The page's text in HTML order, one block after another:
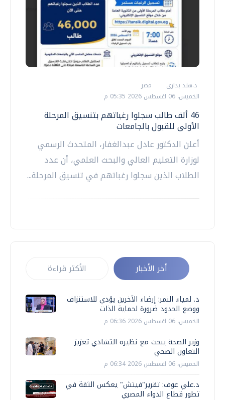
د.هند بدارى
مصر
الخميس، 06 اغسطس 2026 05:35 م
46 ألف طالب سجلوا رغباتهم بتنسيق المرحلة
الأولى للقبول بالجامعات
أعلن الدكتور عادل عبدالغفار، المتحدث الرسمي
لوزارة التعليم العالي والبحث العلمي، أن عدد
الطلاب الذين سجلوا رغباتهم في تنسيق المرحلة...
أخر الأخبار الأكثر قراءة
د. لمياء النمر: إرضاء الآخرين يؤدي للاستنزاف
ووضع الحدود ضرورة لحماية الذات
الخميس، 06 اغسطس 2026 06:36 م
وزير الصحة يبحث مع نظيره التشادي تعزيز
التعاون الصحي
الخميس، 06 اغسطس 2026 06:34 م
د.علي عوف: تقرير"فيتش" يعكس الثقة في
تطور قطاع الدواء المصري